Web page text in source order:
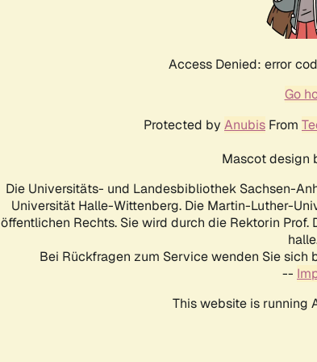
Access Denied: error
Go
Protected by Anubis From
Mascot design
Die Universitäts- und Landesbibliothek Sachsen-
Universität Halle-Wittenberg. Die Martin-Luther-
öffentlichen Rechts. Sie wird durch die Rektorin
Bei Rückfragen zum Service wenden Sie
--
This website is running